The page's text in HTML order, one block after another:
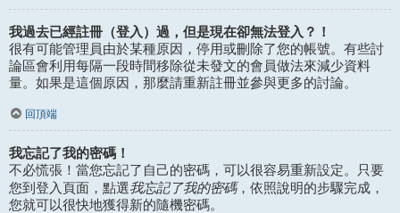
我過去已經註冊（登入）過，但是現在卻無法登入？！
很有可能管理員由於某種原因，停用或刪除了您的帳號。有些討
論區會利用每隔一段時間移除從未發文的會員做法來減少資料
量。如果是這個原因，那麼請重新註冊並參與更多的討論。
回頂端
我忘記了我的密碼！
不必慌張！當您忘記了自己的密碼，可以很容易重新設定。只要
您到登入頁面，點選我忘記了我的密碼，依照說明的步驟完成，
您就可以很快地獲得新的隨機密碼。